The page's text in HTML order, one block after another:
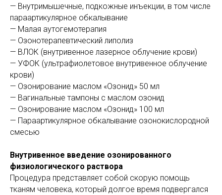
— Внутримышечные, подкожные инъекции, в том числе
параартикулярное обкалывание
— Малая аутогемотерапия
— Озонотерапевтический липолиз
— ВЛОК (внутривенное лазерное облучение крови)
— УФОК (ультрафиолетовое внутривенное облучение
крови)
— Озонирование маслом «Озонид» 50 мл
— Вагинальные тампоны с маслом озонид
— Озонирование маслом «Озонид» 100 мл
— Параартикулярное обкалывание озонокислородной
смесью
Внутривенное введение озонированного
физиологического раствора
Процедура представляет собой скорую помощь
тканям человека, который долгое время подвергался